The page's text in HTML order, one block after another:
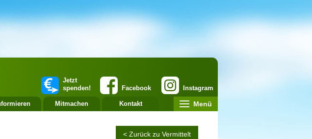
Instagram
Facebook
Jetzt
spenden!
Mitmachen Kontakt Menü
< Zurück zu Vermittelt